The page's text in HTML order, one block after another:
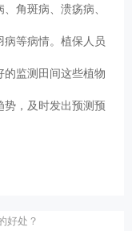
角斑病、溃疡病、
病等病情。植保人员
的监测田间这些植物
势，及时发出预测预
好处？